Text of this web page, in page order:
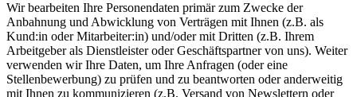
Wir bearbeiten Ihre Personendaten primär zum Zwecke der
Anbahnung und Abwicklung von Verträgen mit Ihnen (z.B. als
Kund:in oder Mitarbeiter:in) und/oder mit Dritten (z.B. Ihrem
Arbeitgeber als Dienstleister oder Geschäftspartner von uns). Weiter
verwenden wir Ihre Daten, um Ihre Anfragen (oder eine
Stellenbewerbung) zu prüfen und zu beantworten oder anderweitig
mit Ihnen zu kommunizieren (z.B. Versand von Newslettern oder